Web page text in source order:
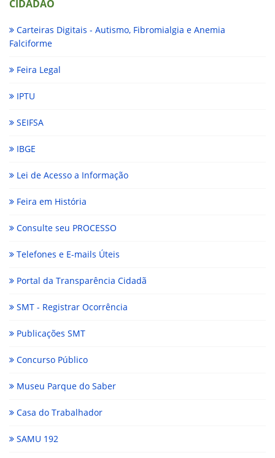
CIDADÃO
Carteiras Digitais - Autismo, Fibromialgia e Anemia
Falciforme
Feira Legal
IPTU
SEIFSA
IBGE
Lei de Acesso a Informação
Feira em História
Consulte seu PROCESSO
Telefones e E-mails Úteis
Portal da Transparência Cidadã
SMT - Registrar Ocorrência
Publicações SMT
Concurso Público
Museu Parque do Saber
Casa do Trabalhador
SAMU 192